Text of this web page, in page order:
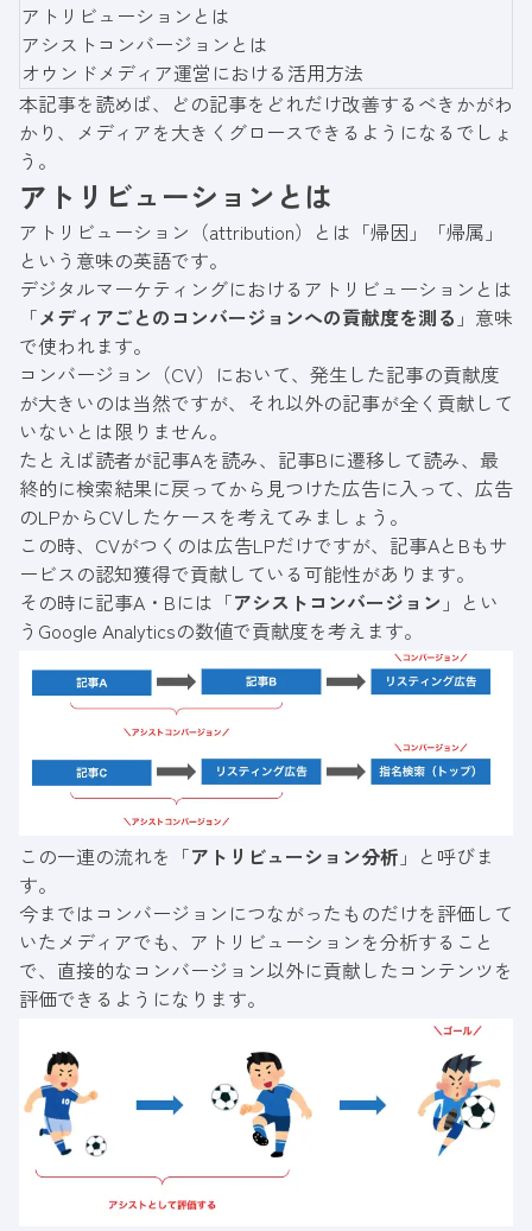
アトリビューションとは
アシストコンバージョンとは
オウンドメディア運営における活用方法
本記事を読めば、どの記事をどれだけ改善するべきかがわ
かり、メディアを大きくグロースできるようになるでしょ
う。
アトリビューションとは
アトリビューション（attribution）とは「帰因」「帰属」
という意味の英語です。
デジタルマーケティングにおけるアトリビューションとは
「メディアごとのコンバージョンへの貢献度を測る 」意味
で使われます。
コンバージョン（CV）において、発生した記事の貢献度
が大きいのは当然ですが、それ以外の記事が全く貢献して
いないとは限りません。
たとえば読者が記事Aを読み、記事Bに遷移して読み、最
終的に検索結果に戻ってから見つけた広告に入って、広告
のLPからCVしたケースを考えてみましょう。
この時、CVがつくのは広告LPだけですが、記事AとBもサ
ービスの認知獲得で貢献している可能性があります。
その時に記事A・Bには「アシストコンバージョン 」とい
うGoogle Analyticsの数値で貢献度を考えます。
この一連の流れを「アトリビューション分析 」と呼びま
す。
今まではコンバージョンにつながったものだけを評価して
いたメディアでも、アトリビューションを分析すること
で、直接的なコンバージョン以外に貢献したコンテンツを
評価できるようになります。